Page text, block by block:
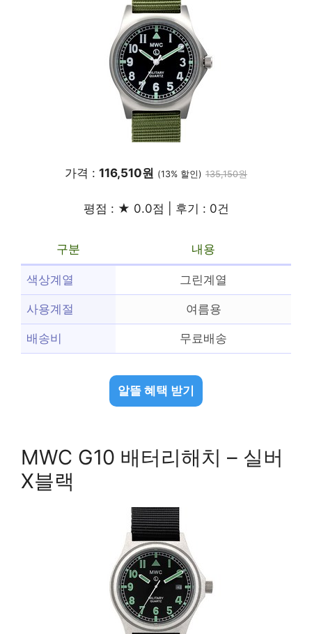
가격 : 116,510원 (13% 할인) 135,150원
평점 : ★ 0.0점 | 후기 : 0건
구분 내용
색상계열 그린계열
사용계절 여름용
배송비 무료배송
알뜰 혜택 받기
MWC G10 배터리해치 – 실버
X블랙